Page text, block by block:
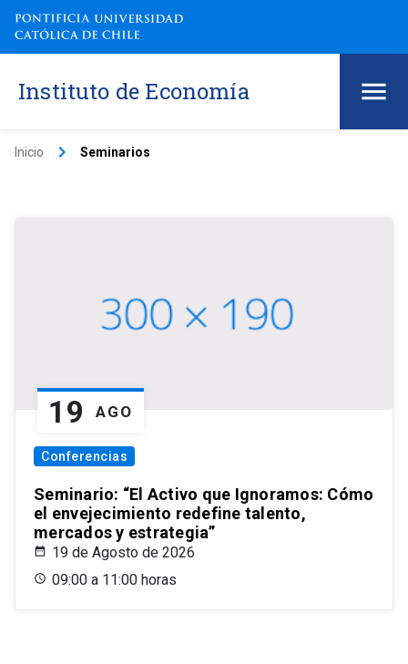
Instituto de Economía
Inicio keyboard_arrow_right Seminarios
19 AGO
Conferencias
Seminario: “El Activo que Ignoramos: Cómo
el envejecimiento redefine talento,
mercados y estrategia”
19 de Agosto de 2026
09:00 a 11:00 horas